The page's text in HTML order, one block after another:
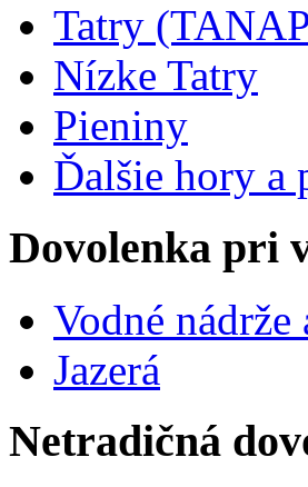
Tatry
Nízke Tatry
Pieniny
Ďalšie hory a
Dovolenka pri
Vodné
Jazerá
Netradičná